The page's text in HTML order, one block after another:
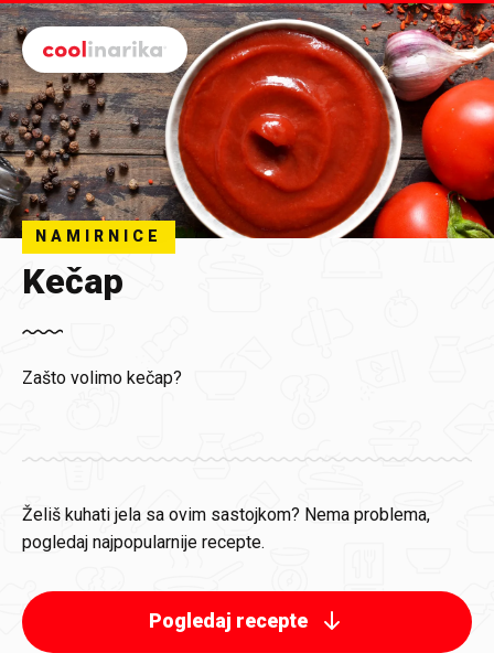
Preskoči na glavni sadržaj
NAMIRNICE
Kečap
Zašto volimo kečap?
Želiš kuhati jela sa ovim sastojkom? Nema problema,
pogledaj najpopularnije recepte.
Pogledaj recepte